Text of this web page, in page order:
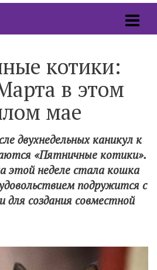
котики:
в этом
мае
двухнедельных каникул к
«Пятничные котики».
этой неделе стала кошка
подружится с
создания совместной